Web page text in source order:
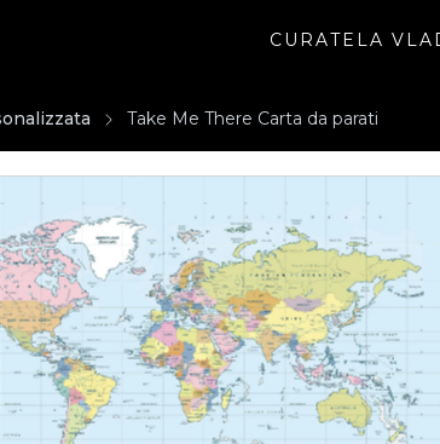
CURATELA
Take Me There Carta da parati